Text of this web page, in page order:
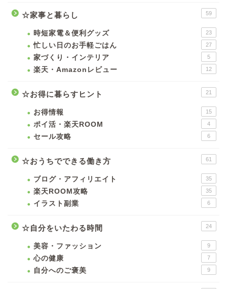
☆家事と暮らし 59
時短家電＆便利グッズ 23
忙しい日のお手軽ごはん 27
家づくり・インテリア 5
楽天・Amazonレビュー 12
☆お得に暮らすヒント 21
お得情報 15
ポイ活・楽天ROOM 4
セール攻略 6
☆おうちでできる働き方 61
ブログ・アフィリエイト 35
楽天ROOM攻略 35
イラスト副業 6
☆自分をいたわる時間 24
美容・ファッション 9
心の健康 7
自分へのご褒美 9